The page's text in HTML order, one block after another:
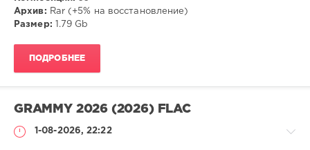
Архив: Rar (+5% на восстановление)
Размер: 1.79 Gb
ПОДРОБНЕЕ
GRAMMY 2026 (2026) FLAC
1-08-2026, 22:22